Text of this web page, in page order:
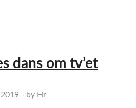
dans om tv’et
- by Hr